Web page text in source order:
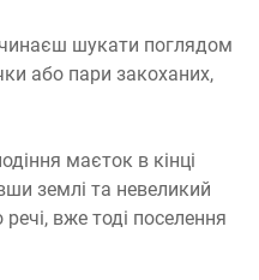
шукати поглядом
або пари закоханих,
маєток в кінці
землі та невеликий
вже тоді поселення